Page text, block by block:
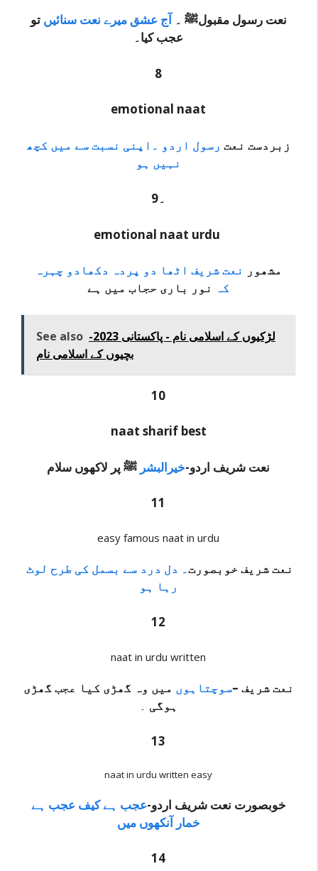
نعت رسول مقبولﷺ ۔آج عشق میرے نعت سنائیں تو
عجب کیا۔
8
emotional naat
زبردست نعت رسول اردو ۔اپنی نسبت سے میں کچھ
نہیں ہو
9۔
emotional naat urdu
مشھور نعت شریف اٹھا دو پردہ دکھادو چہرہ
کہ نور باری حجاب میں ہے
See also -2023 لڑکیوں کے اسلامی نام - پاکستانی
بچیوں کے اسلامی نام
10
naat sharif best
نعت شریف اردو-خیرالبشر ﷺ پر لاکھوں سلام
11
easy famous naat in urdu
نعت شریف خوبصورت۔ دل درد سے بسمل کی طرح لوٹ
رہا ہو
12
naat in urdu written
نعت شریف –سوچتاہوں میں وہ گھڑی کیا عجب گھڑی
ہوگی ۔
13
naat in urdu written easy
خوبصورت نعت شریف اردو-عجب ہے کیف عجب ہے
خمار آنکھوں میں
14